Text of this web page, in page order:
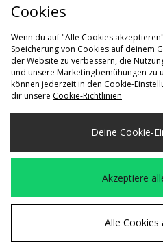
Lieferung
Deutschland
Wir akzeptieren die
Besuchen Sie unsere
Cookies
Wenn du auf "Alle Cookies
Speicherung von Cookies auf deinem
der Website zu verbessern, die
und unsere Marketingbemühungen zu
können jederzeit in den Cookie-
dir unsere Cookie-Richtlinien
Deine Cookie-
Akzeptiere
Alle Cookies